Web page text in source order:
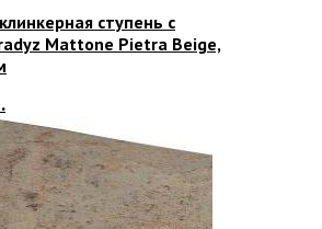
ступень с
Mattone Pietra Beige,